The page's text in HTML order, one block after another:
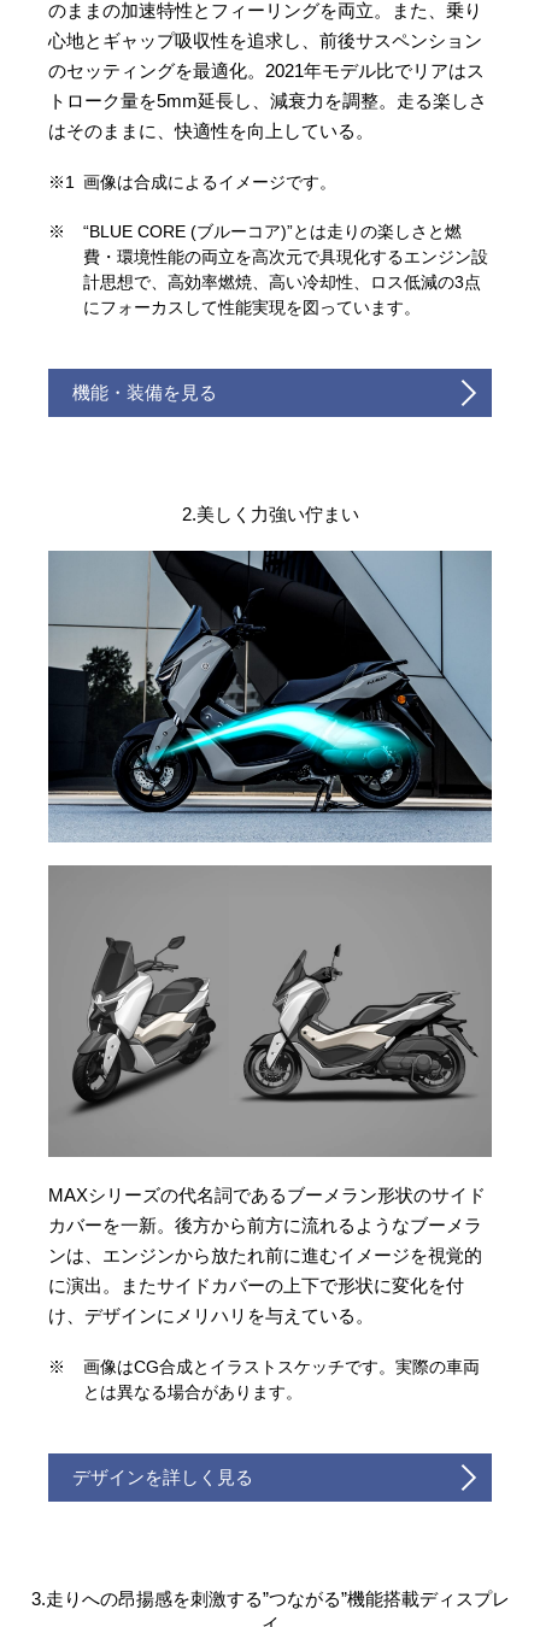
のままの加速特性とフィーリングを両立。また、乗り
心地とギャップ吸収性を追求し、前後サスペンション
のセッティングを最適化。2021年モデル比でリアはス
トローク量を5mm延長し、減衰力を調整。走る楽しさ
はそのままに、快適性を向上している。
※1 画像は合成によるイメージです。
※
“BLUE CORE (ブルーコア)”とは走りの楽しさと燃
費・環境性能の両立を高次元で具現化するエンジン設
計思想で、高効率燃焼、高い冷却性、ロス低減の3点
にフォーカスして性能実現を図っています。
機能・装備を見る
2.美しく力強い佇まい
MAXシリーズの代名詞であるブーメラン形状のサイド
カバーを一新。後方から前方に流れるようなブーメラ
ンは、エンジンから放たれ前に進むイメージを視覚的
に演出。またサイドカバーの上下で形状に変化を付
け、デザインにメリハリを与えている。
※
画像はCG合成とイラストスケッチです。実際の車両
とは異なる場合があります。
デザインを詳しく見る
3.走りへの昂揚感を刺激する”つながる”機能搭載ディスプレ